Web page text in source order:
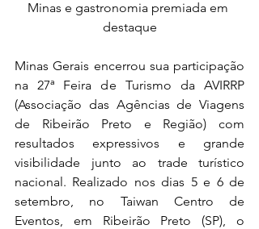
Minas e gastronomia premiada em
destaque
Minas Gerais encerrou sua participação
na 27ª Feira de Turismo da AVIRRP
(Associação das Agências de Viagens
de Ribeirão Preto e Região) com
resultados expressivos e grande
visibilidade junto ao trade turístico
nacional. Realizado nos dias 5 e 6 de
setembro, no Taiwan Centro de
Eventos, em Ribeirão Preto (SP), o